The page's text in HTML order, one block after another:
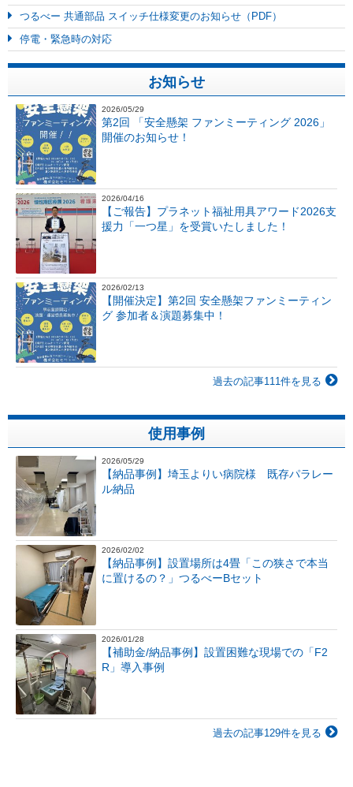
つるべー 共通部品 スイッチ仕様変更のお知らせ（PDF）
停電・緊急時の対応
お知らせ
2026/05/29
第2回 「安全懸架 ファンミーティング 2026」
開催のお知らせ！
2026/04/16
【ご報告】プラネット福祉用具アワード2026支
援力「一つ星」を受賞いたしました！
2026/02/13
【開催決定】第2回 安全懸架ファンミーティン
グ 参加者＆演題募集中！
過去の記事111件を見る
使用事例
2026/05/29
【納品事例】埼玉よりい病院様 既存パラレー
ル納品
2026/02/02
【納品事例】設置場所は4畳「この狭さで本当
に置けるの？」つるべーBセット
2026/01/28
【補助金/納品事例】設置困難な現場での「F2
R」導入事例
過去の記事129件を見る